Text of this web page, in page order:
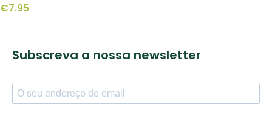
€7.95
Subscreva a nossa newsletter